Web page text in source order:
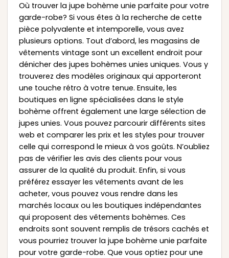
Où trouver la jupe bohème unie parfaite pour votre
garde-robe? Si vous êtes à la recherche de cette
pièce polyvalente et intemporelle, vous avez
plusieurs options. Tout d’abord, les magasins de
vêtements vintage sont un excellent endroit pour
dénicher des jupes bohèmes unies uniques. Vous y
trouverez des modèles originaux qui apporteront
une touche rétro à votre tenue. Ensuite, les
boutiques en ligne spécialisées dans le style
bohème offrent également une large sélection de
jupes unies. Vous pouvez parcourir différents sites
web et comparer les prix et les styles pour trouver
celle qui correspond le mieux à vos goûts. N’oubliez
pas de vérifier les avis des clients pour vous
assurer de la qualité du produit. Enfin, si vous
préférez essayer les vêtements avant de les
acheter, vous pouvez vous rendre dans les
marchés locaux ou les boutiques indépendantes
qui proposent des vêtements bohèmes. Ces
endroits sont souvent remplis de trésors cachés et
vous pourriez trouver la jupe bohème unie parfaite
pour votre garde-robe. Que vous optiez pour une